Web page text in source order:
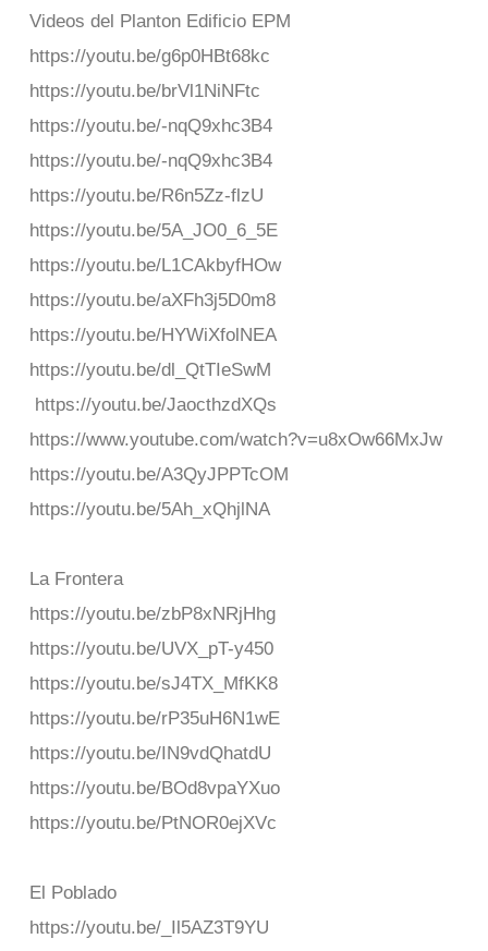
Videos del Planton Edificio EPM
https://youtu.be/g6p0HBt68kc
https://youtu.be/brVl1NiNFtc
https://youtu.be/-nqQ9xhc3B4
https://youtu.be/-nqQ9xhc3B4
https://youtu.be/R6n5Zz-flzU
https://youtu.be/5A_JO0_6_5E
https://youtu.be/L1CAkbyfHOw
https://youtu.be/aXFh3j5D0m8
https://youtu.be/HYWiXfolNEA
https://youtu.be/dl_QtTIeSwM
https://youtu.be/JaocthzdXQs
https://www.youtube.com/watch?v=u8xOw66MxJw
https://youtu.be/A3QyJPPTcOM
https://youtu.be/5Ah_xQhjlNA
La Frontera
https://youtu.be/zbP8xNRjHhg
https://youtu.be/UVX_pT-y450
https://youtu.be/sJ4TX_MfKK8
https://youtu.be/rP35uH6N1wE
https://youtu.be/IN9vdQhatdU
https://youtu.be/BOd8vpaYXuo
https://youtu.be/PtNOR0ejXVc
El Poblado
https://youtu.be/_Il5AZ3T9YU